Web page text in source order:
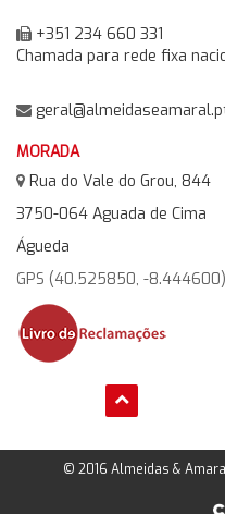
+351 234 660 331
Chamada para rede fixa
MORADA
Rua do Vale do Grou, 844
3750-064 Aguada de Cima
Águeda
GPS (40.525850, -8.444600)
© 2016 Almeidas &